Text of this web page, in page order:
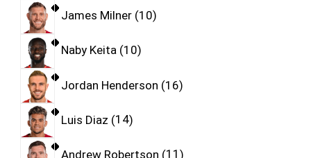
James Milner 10
Naby Keita 10
Jordan Henderson 16
Luis Diaz 14
Andrew Robertson 11